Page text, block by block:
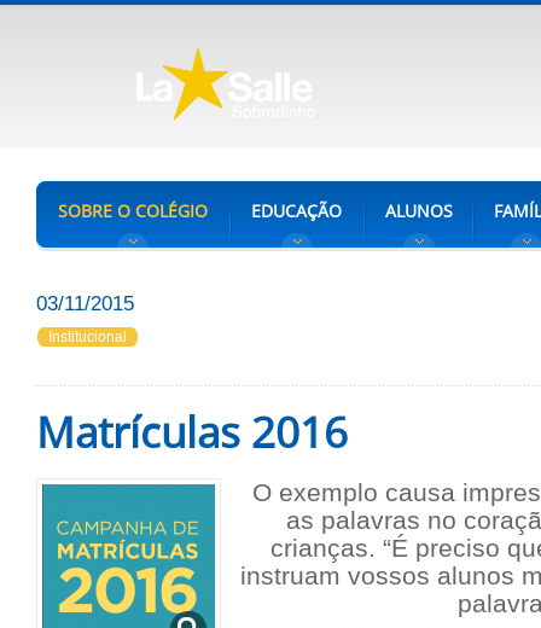
SOBRE O COLÉGIO EDUCAÇÃO ALUNOS
03/11/2015
Institucional
Matrículas 2016
O exemplo causa
as palavras no
crianças. “É preciso
instruam vossos alunos